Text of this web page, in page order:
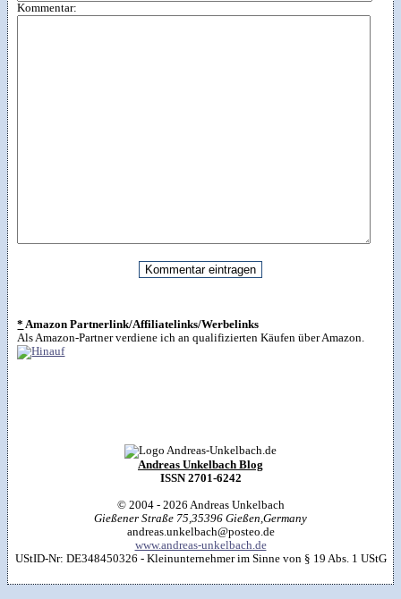
Kommentar:
* Amazon Partnerlink/Affiliatelinks/Werbelinks
Als Amazon-Partner verdiene ich an qualifizierten Käufen über Amazon.
Andreas Unkelbach Blog
ISSN 2701-6242
© 2004 - 2026 Andreas Unkelbach
Gießener Straße 75,35396 Gießen,Germany
andreas.unkelbach@posteo.de
www.andreas-unkelbach.de
UStID-Nr: DE348450326 - Kleinunternehmer im Sinne von § 19 Abs. 1 UStG